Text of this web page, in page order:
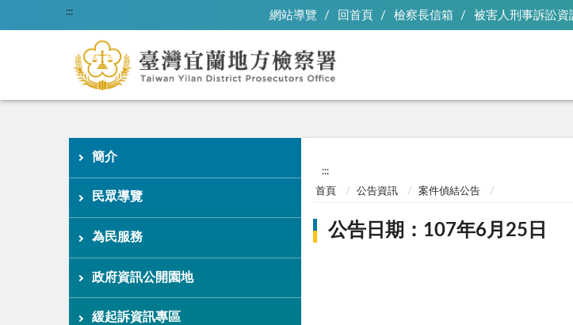
::: 網站導覽 回首頁 檢察長信箱 被害人刑事訴訟資
簡介
民眾導覽
為民服務
政府資訊公開園地
緩起訴資訊專區
:::
首頁 公告資訊 案件偵結公告
公告日期：107年6月25日